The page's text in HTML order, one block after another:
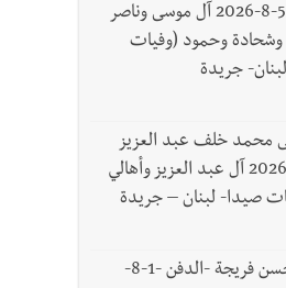
والتعازي في صيدا 5-8-2026 آل موسى وناصر
وحمود (وفيات
جريدة
محمد خلف عبد العزيز
والدفن الأحد 2-8-2026 آل عبد العزيز وأهالي
صيدا- لبنان – جريدة
وفاة الحاج زكي حسن فريجة -الدفن -1-8-